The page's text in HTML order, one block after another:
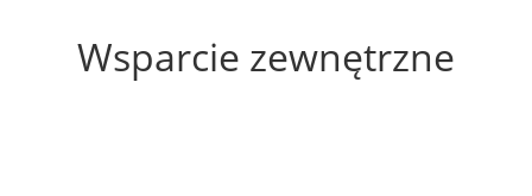
Wsparcie zewnętrzne